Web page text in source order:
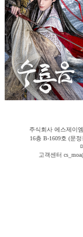
주식회사 에스제이
16층 B-1609호 (문
고객센터